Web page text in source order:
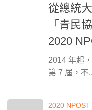
從總統
「青民
2020
2014 年起
第 7 屆，不
2020